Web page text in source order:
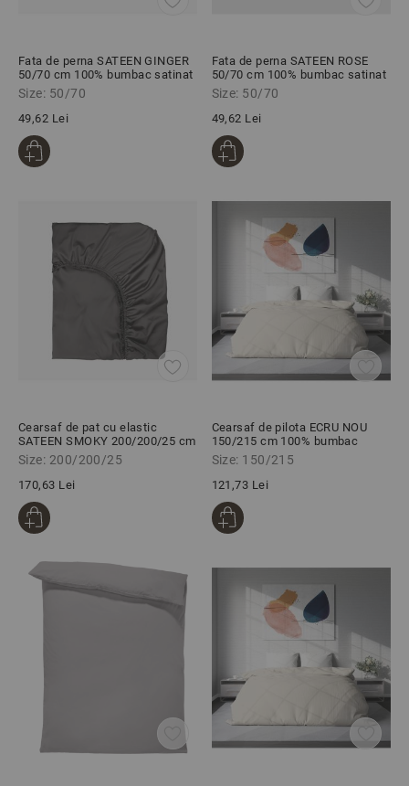
Fata de perna SATEEN GINGER
50/70 cm 100% bumbac satinat
Size: 50/70
49,62 Lei
Fata de perna SATEEN ROSE
50/70 cm 100% bumbac satinat
Size: 50/70
49,62 Lei
Cearsaf de pat cu elastic
SATEEN SMOKY 200/200/25 cm
100% bumbac satinat
Size: 200/200/25
170,63 Lei
Cearsaf de pilota ECRU NOU
150/215 cm 100% bumbac
ranforce
Size: 150/215
121,73 Lei